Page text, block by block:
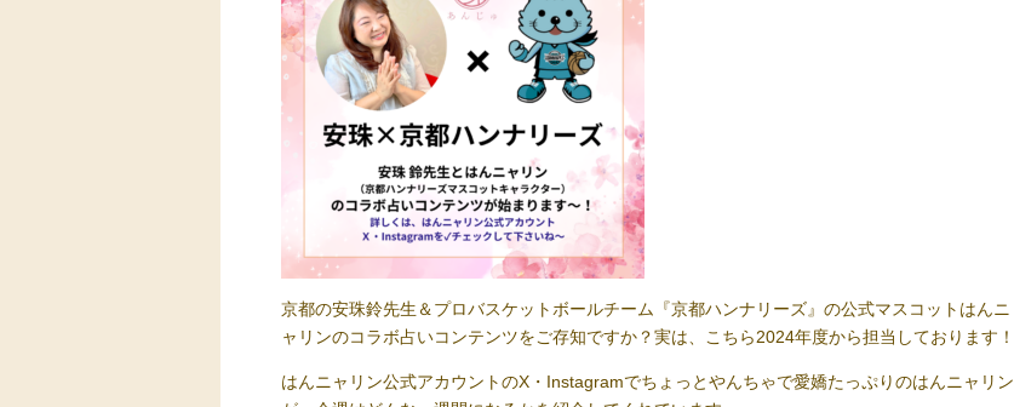
京都の安珠鈴先生＆プロバスケットボールチーム『京都ハンナリーズ』の公式マスコットはんニ
ャリンのコラボ占いコンテンツをご存知ですか？実は、こちら2024年度から担当しております！
はんニャリン公式アカウントのX・Instagramでちょっとやんちゃで愛嬌たっぷりのはんニャリン